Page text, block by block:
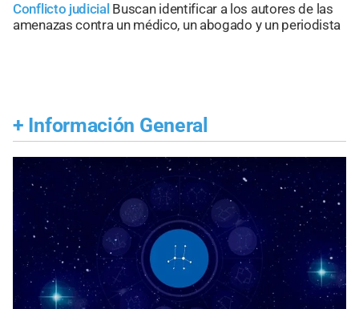
Conflicto judicial Buscan identificar a los autores de las
amenazas contra un médico, un abogado y un periodista
+ Información General